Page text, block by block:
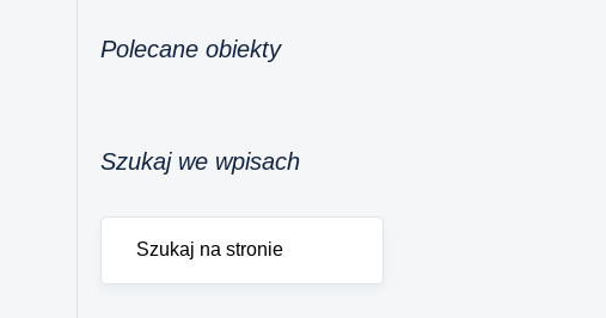
Polecane obiekty
Szukaj we wpisach